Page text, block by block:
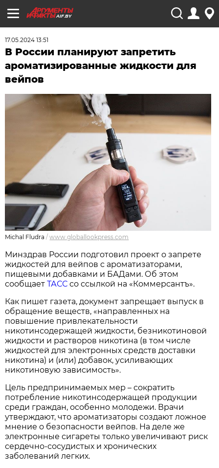
AIF.BY
17.05.2024 13:51
В России планируют запретить
ароматизированные жидкости для
вейпов
Michal Fludra /www.globallookpress.com
Минздрав России подготовил проект о запрете
жидкостей для вейпов с ароматизаторами,
пищевыми добавками и БАДами. Об этом
сообщаетТАСС со ссылкой на «Коммерсантъ».
Как пишет газета, документ запрещает выпуск в
обращение веществ, «направленных на
повышение привлекательности
никотинсодержащей жидкости, безникотиновой
жидкости и растворов никотина (в том числе
жидкостей для электронных средств доставки
никотина) и (или) добавок, усиливающих
никотиновую зависимость».
Цель предпринимаемых мер – сократить
потребление никотинсодержащей продукции
среди граждан, особенно молодежи. Врачи
утверждают, что ароматизаторы создают ложное
мнение о безопасности вейпов. На деле же
электронные сигареты только увеличивают риск
сердечно-сосудистых и хронических
заболеваний легких.